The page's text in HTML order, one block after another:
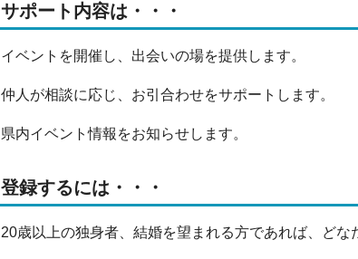
サポート内容は・・・
イベントを開催し、出会いの場を提供します。
仲人が相談に応じ、お引合わせをサポートします。
県内イベント情報をお知らせします。
登録するには・・・
20歳以上の独身者、結婚を望まれる方であれば、どな